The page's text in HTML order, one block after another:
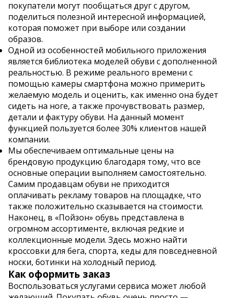
покупатели могут пообщаться друг с другом,
поделиться полезной интересной информацией,
которая поможет при выборе или создании
образов.
Одной из особенностей мобильного приложения
является библиотека моделей обуви с дополненной
реальностью. В режиме реального времени с
помощью камеры смартфона можно примерить
желаемую модель и оценить, как именно она будет
сидеть на ноге, а также прочувствовать размер,
детали и фактуру обуви. На данный момент
функцией пользуется более 30% клиентов нашей
компании.
Мы обеспечиваем оптимальные цены на
брендовую продукцию благодаря тому, что все
основные операции выполняем самостоятельно.
Самим продавцам обуви не приходится
оплачивать рекламу товаров на площадке, что
также положительно сказывается на стоимости.
Наконец, в «Пойзон» обувь представлена в
огромном ассортименте, включая редкие и
коллекционные модели. Здесь можно найти
кроссовки для бега, спорта, кеды для повседневной
носки, ботинки на холодный период.
Как оформить заказ
Воспользоваться услугами сервиса может любой